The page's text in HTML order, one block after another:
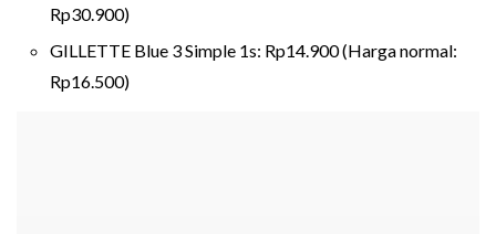
Rp30.900)
GILLETTE Blue 3 Simple 1s: Rp14.900 (Harga normal:
Rp16.500)